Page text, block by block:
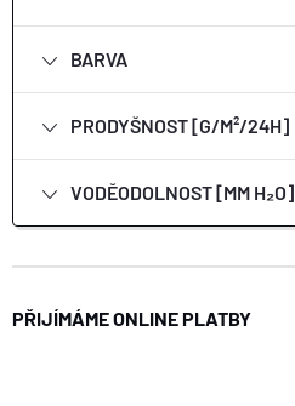
BARVA
PRODYŠNOST [G/M²/24H]
VODĚODOLNOST [MM H₂O]
PŘIJÍMÁME ONLINE PLATBY